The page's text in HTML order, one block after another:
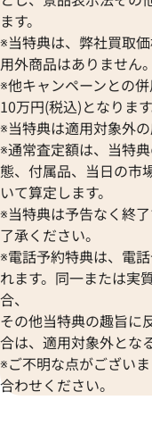
ます。
※当特典は、弊社買取
用外商品はありません。
※他キャンペーンとの
10万円(税込)となります
※当特典は適用対象外の
※通常査定額は、当特
態、付属品、当日の市
いて算定します。
※当特典は予告なく終
了承ください。
※電話予約特典は、電
れます。同一または実
合、
その他当特典の趣旨に
合は、適用対象外とな
※ご不明な点がござい
合わせください。